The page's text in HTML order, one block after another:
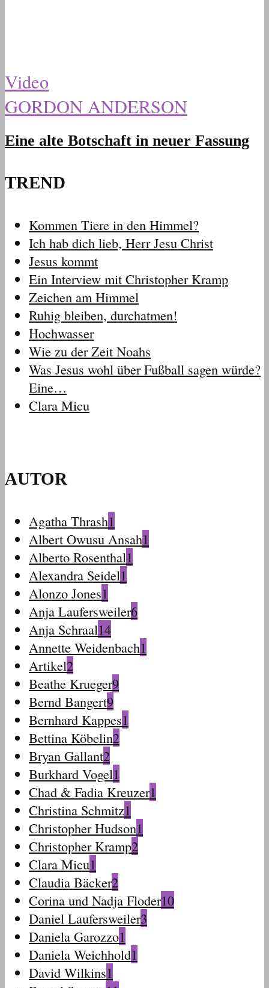
Video
GORDON ANDERSON
Eine alte Botschaft in neuer Fassung
TREND
Kommen Tiere in den Himmel?
Ich hab dich lieb, Herr Jesu Christ
Jesus kommt
Ein Interview mit Christopher Kramp
Zeichen am Himmel
Ruhig bleiben, durchatmen!
Hochwasser
Wie zu der Zeit Noahs
Was Jesus wohl über Fußball sagen würde?
Eine…
Clara Micu
AUTOR
Agatha Thrash1
Albert Owusu Ansah1
Alberto Rosenthal1
Alexandra Seidel1
Alonzo Jones1
Anja Laufersweiler6
Anja Schraal14
Annette Weidenbach1
Artikel2
Beathe Krueger9
Bernd Bangert9
Bernhard Kappes1
Bettina Köbelin2
Bryan Gallant2
Burkhard Vogel1
Chad & Fadia Kreuzer1
Christina Schmitz1
Christopher Hudson1
Christopher Kramp2
Clara Micu1
Claudia Bäcker2
Corina und Nadja Floder10
Daniel Laufersweiler3
Daniela Garozzo1
Daniela Weichhold1
David Wilkins1